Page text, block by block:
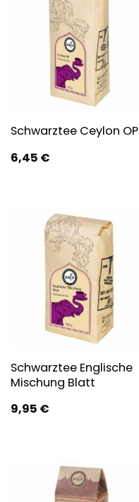
Schwarztee Ceylon OP
6,45 €
Schwarztee Englische
Mischung Blatt
9,95 €